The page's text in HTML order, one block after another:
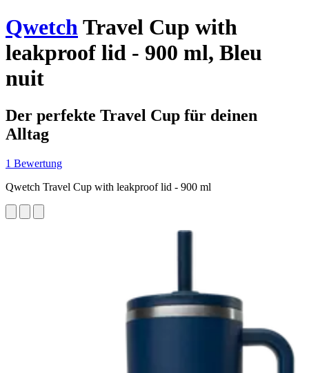
QwetchTravel Cup with
leakproof lid - 900 ml, Bleu
nuit
Der perfekte Travel Cup für deinen
Alltag
1 Bewertung
Qwetch Travel Cup with leakproof lid - 900 ml